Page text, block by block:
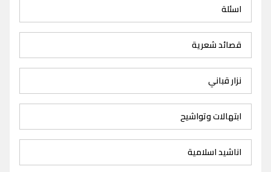
اسئلة
قصائد شعرية
نزار قباني
ابتهالات وتواشيح
اناشيد اسلامية